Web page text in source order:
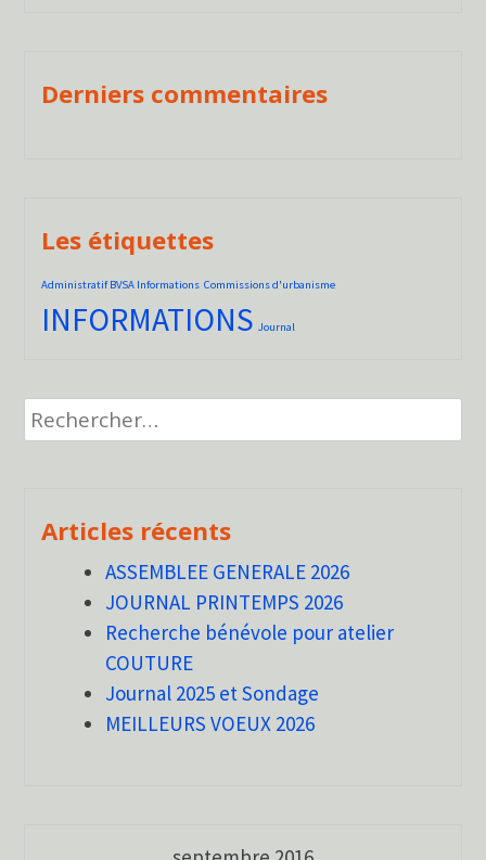
Derniers commentaires
Les étiquettes
Administratif BVSA Informations Commissions d'urbanisme
INFORMATIONS Journal
Rechercher :
Articles récents
ASSEMBLEE GENERALE 2026
JOURNAL PRINTEMPS 2026
Recherche bénévole pour atelier
COUTURE
Journal 2025 et Sondage
MEILLEURS VOEUX 2026